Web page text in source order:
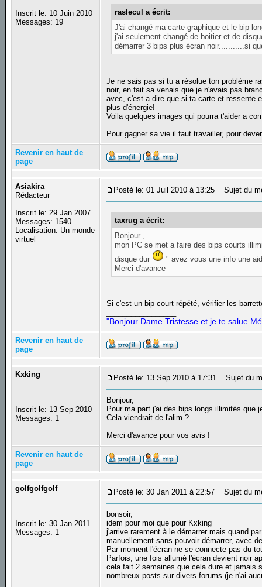
Inscrit le: 10 Juin 2010
Messages: 19
raslecul a écrit:
J'ai changé ma carte graphique et le bip
j'ai seulement changé de boitier et de
démarrer 3 bips plus écran noir...........si
Je ne sais pas si tu a résolue ton problème
noir, en fait sa venais que je n'avais pas
avec, c'est a dire que si ta carte et ressente
plus d'énergie!
Voila quelques images qui pourra t'aider a
Pour gagner sa vie il faut travailler, pour
Revenir en haut de
page
Asiakira
Rédacteur
Inscrit le: 29 Jan 2007
Messages: 1540
Localisation: Un monde
virtuel
Posté le: 01 Juil 2010 à 13:25 Sujet du
taxrug a écrit:
Bonjour ,
mon PC se met a faire des bips courts
disque dur
" avez vous une info une
Merci d'avance
Si c'est un bip court répété, vérifier les
"Bonjour Dame Tristesse et je te salue
Revenir en haut de
page
Kxking
Inscrit le: 13 Sep 2010
Messages: 1
Posté le: 13 Sep 2010 à 17:31 Sujet du
Bonjour,
Pour ma part j'ai des bips longs illimités que
Cela viendrait de l'alim ?
Merci d'avance pour vos avis !
Revenir en haut de
page
golfgolfgolf
Inscrit le: 30 Jan 2011
Messages: 1
Posté le: 30 Jan 2011 à 22:57 Sujet du
bonsoir,
idem pour moi que pour Kxking
j'arrive rarement à le démarrer mais quand
manuellement sans pouvoir démarrer, avec
Par moment l'écran ne se connecte pas du
Parfois, une fois allumé l'écran devient noir
cela fait 2 semaines que cela dure et jamais
nombreux posts sur divers forums (je n'ai